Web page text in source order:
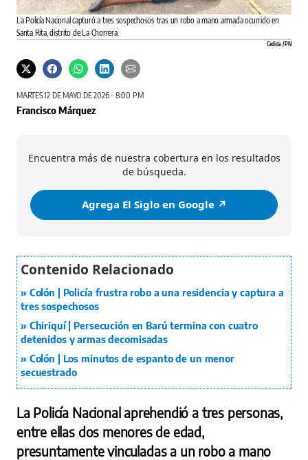
La Policía Nacional capturó a tres sospechosos tras un robo a mano armada ocurrido en
Santa Rita, distrito de La Chorrera.
Cedida / PN
MARTES 12 DE MAYO DE 2026 - 8:00 PM
Francisco Márquez
Encuentra más de nuestra cobertura en los resultados
de búsqueda.
Agrega El Siglo en Google ↗️
Colón | Policía frustra robo a una residencia y captura a
tres sospechosos
Chiriquí | Persecución en Barú termina con cuatro
detenidos y armas decomisadas
Colón | Los minutos de espanto de un menor
secuestrado
La Policía Nacional aprehendió a tres personas,
entre ellas dos menores de edad,
presuntamente vinculadas a un robo a mano